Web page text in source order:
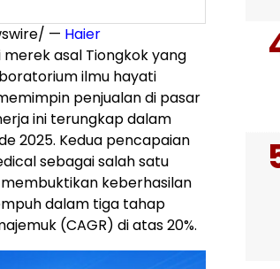
— Haier
merek asal Tiongkok yang
ilmu hayati
penjualan di pasar
ini terungkap dalam
2025. Kedua pencapaian
sebagai salah satu
keberhasilan
dalam tiga tahap
(CAGR) di atas 20%.